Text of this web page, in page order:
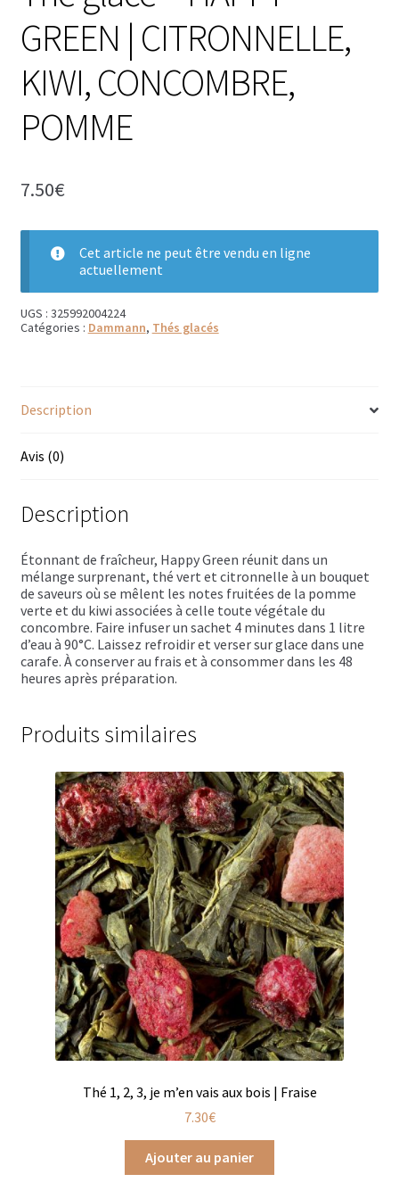
Bougies parfumées Durance
Petites bougies Durance
Sachets parfumés
Salle de bain
Savons solides et liquides
Savons liquides et recharges
Trousses de toilette
Coffrets boissons alcoolisées
Mélanges pour cocktail
Rhums arrangés
Vodkas
Cafés aromatisés
Calendriers de l’Avent
Chutneys, confits et crèmes
Coffrets à offrir
Coffrets épicés
Coffrets de gourmandises salées
Coffrets aides culinaires
Coffrets apéritifs
Thés, cafés et infusions à offrir
GREEN | CITRONNELLE,
KIWI, CONCOMBRE,
POMME
7.50€
Cet article ne peut être vendu en ligne
actuellement
UGS : 325992004224
Catégories : Dammann, Thés glacés
Description
Avis (0)
Description
Étonnant de fraîcheur, Happy Green réunit dans un
mélange surprenant, thé vert et citronnelle à un bouquet
de saveurs où se mêlent les notes fruitées de la pomme
verte et du kiwi associées à celle toute végétale du
concombre. Faire infuser un sachet 4 minutes dans 1 litre
d’eau à 90°C. Laissez refroidir et verser sur glace dans une
carafe. À conserver au frais et à consommer dans les 48
heures après préparation.
Produits similaires
Thé 1, 2, 3, je m’en vais aux bois | Fraise
7.30€
Ajouter au panier